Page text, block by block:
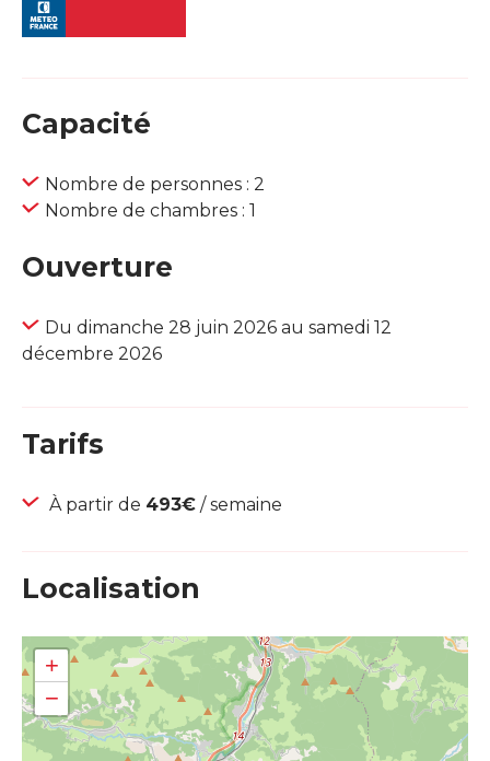
Capacité
Nombre de personnes : 2
Nombre de chambres : 1
Ouverture
Du dimanche 28 juin 2026 au samedi 12
décembre 2026
Tarifs
À partir de 493€ / semaine
Localisation
+
−